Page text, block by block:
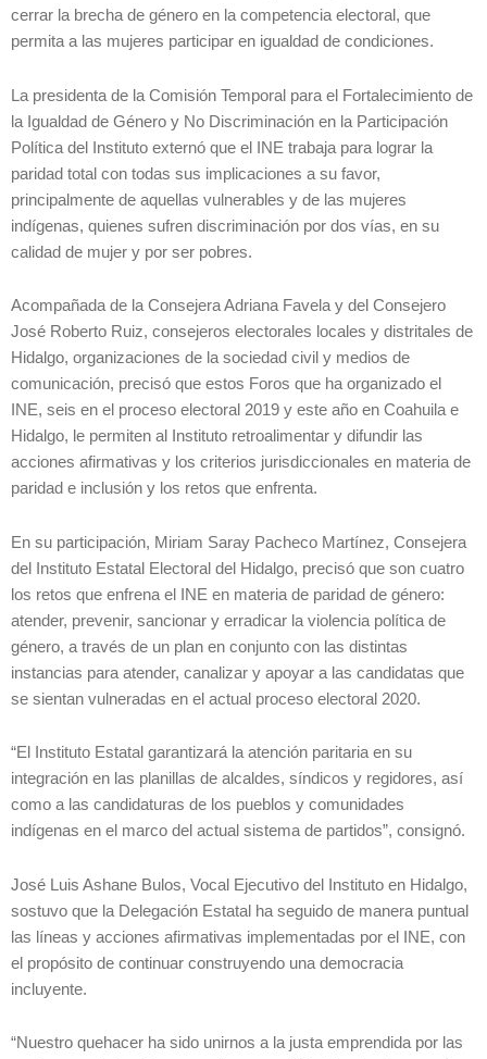
cerrar la brecha de género en la competencia electoral, que
permita a las mujeres participar en igualdad de condiciones.
La presidenta de la Comisión Temporal para el Fortalecimiento de
la Igualdad de Género y No Discriminación en la Participación
Política del Instituto externó que el INE trabaja para lograr la
paridad total con todas sus implicaciones a su favor,
principalmente de aquellas vulnerables y de las mujeres
indígenas, quienes sufren discriminación por dos vías, en su
calidad de mujer y por ser pobres.
Acompañada de la Consejera Adriana Favela y del Consejero
José Roberto Ruiz, consejeros electorales locales y distritales de
Hidalgo, organizaciones de la sociedad civil y medios de
comunicación, precisó que estos Foros que ha organizado el
INE, seis en el proceso electoral 2019 y este año en Coahuila e
Hidalgo, le permiten al Instituto retroalimentar y difundir las
acciones afirmativas y los criterios jurisdiccionales en materia de
paridad e inclusión y los retos que enfrenta.
En su participación, Miriam Saray Pacheco Martínez, Consejera
del Instituto Estatal Electoral del Hidalgo, precisó que son cuatro
los retos que enfrena el INE en materia de paridad de género:
atender, prevenir, sancionar y erradicar la violencia política de
género, a través de un plan en conjunto con las distintas
instancias para atender, canalizar y apoyar a las candidatas que
se sientan vulneradas en el actual proceso electoral 2020.
“El Instituto Estatal garantizará la atención paritaria en su
integración en las planillas de alcaldes, síndicos y regidores, así
como a las candidaturas de los pueblos y comunidades
indígenas en el marco del actual sistema de partidos”, consignó.
José Luis Ashane Bulos, Vocal Ejecutivo del Instituto en Hidalgo,
sostuvo que la Delegación Estatal ha seguido de manera puntual
las líneas y acciones afirmativas implementadas por el INE, con
el propósito de continuar construyendo una democracia
incluyente.
“Nuestro quehacer ha sido unirnos a la justa emprendida por las